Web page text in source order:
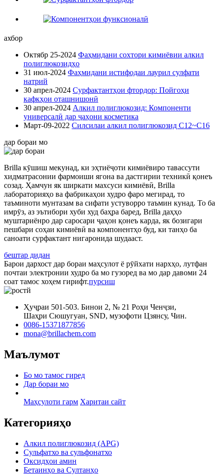
ахбор
Октябр 25-2024 Фаҳмидани сохтори кимиёвии алкил
полиглюкозидҳо
31 июл-2024 Фаҳмидани истифодаи лаурил сулфати
натрий
30 апрел-2024 Сурфактантҳои фтордор: Пойгоҳи
кафкҳои оташнишонӣ
30 апрел-2024 Алкил полиглюкозид: Компоненти
универсалӣ дар ҷаҳони косметика
Март-09-2022 Силсилаи алкил полиглюкозид C12~C16
дар бораи мо
Brilla кӯшиш мекунад, ки эҳтиёҷоти кимиёвиро тавассути
хидматрасонии фармоиши ягона ва дастгирии техникӣ қонеъ
созад. Ҳамчун як ширкати махсуси кимиёвӣ, Brilla
лабораторияҳо ва фабрикаҳои худро фаро мегирад, то
таъминоти мунтазам ва сифати устуворро таъмин кунад. То ба
имрӯз, аз эътибори хуби худ баҳра баред, Brilla даҳҳо
муштариёнро дар саросари ҷаҳон қонеъ карда, як бозигари
пешбари соҳаи кимиёвӣ ва компонентҳо буд, ки танҳо ба
саноати сурфактант нигаронида шудааст.
бештар дидан
Барои дархост дар бораи маҳсулот ё рӯйхати нархҳо, лутфан
почтаи электронии худро ба мо гузоред ва мо дар давоми 24
соат тамос хоҳем гирифт.пурсиш
Ҳуҷраи 501-503. Бинои 2, № 21 Роҳи Ченҷзи,
Шаҳри Сюшугуан, SND, музофоти Цзянсу, Чин.
0086-15371877856
mona@brillachem.com
Маълумот
Бо мо тамос гиред
Дар бораи мо
Маҳсулоти гарм Харитаи сайт
Категорияҳо
Алкил полиглюкозид (APG)
Сульфатхо ва сульфонатхо
Оксидҳои амин
Бетаинҳо ва Султанҳо